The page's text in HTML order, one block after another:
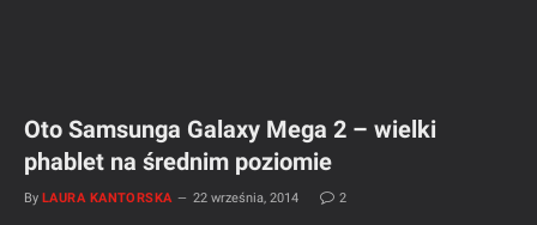
Oto Samsunga Galaxy Mega 2 – wielki
phablet na średnim poziomie
By LAURA KANTORSKA 22 września, 2014 2